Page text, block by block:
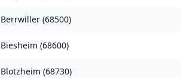
Berrwiller (68500)
Biesheim (68600)
Blotzheim (68730)